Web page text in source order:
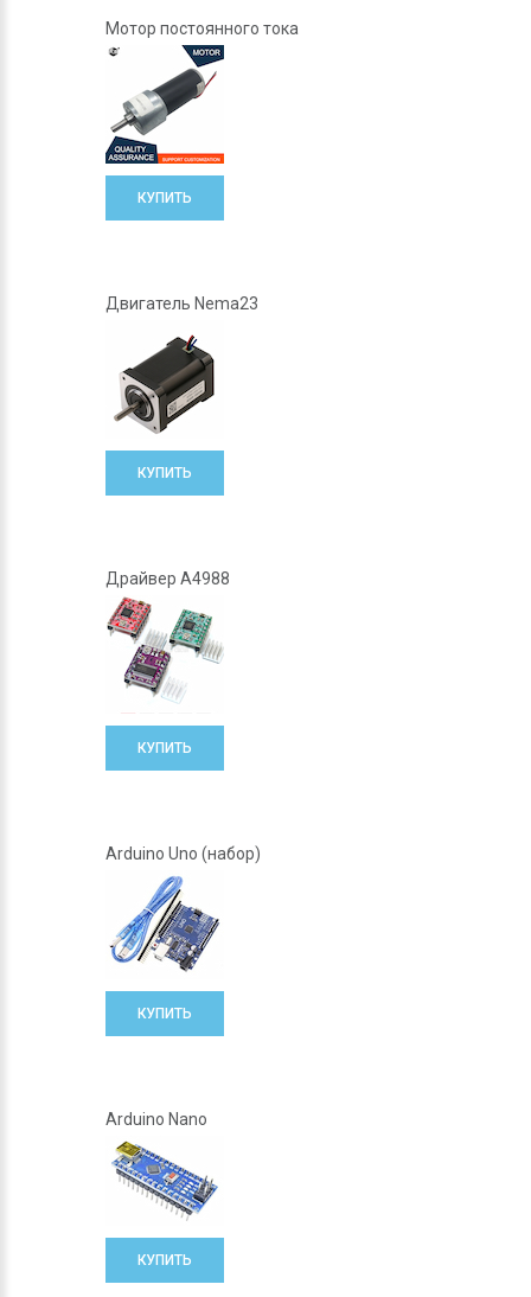
Мотор постоянного тока
КУПИТЬ
Двигатель Nema23
КУПИТЬ
Драйвер A4988
КУПИТЬ
Arduino Uno (набор)
КУПИТЬ
Arduino Nano
КУПИТЬ